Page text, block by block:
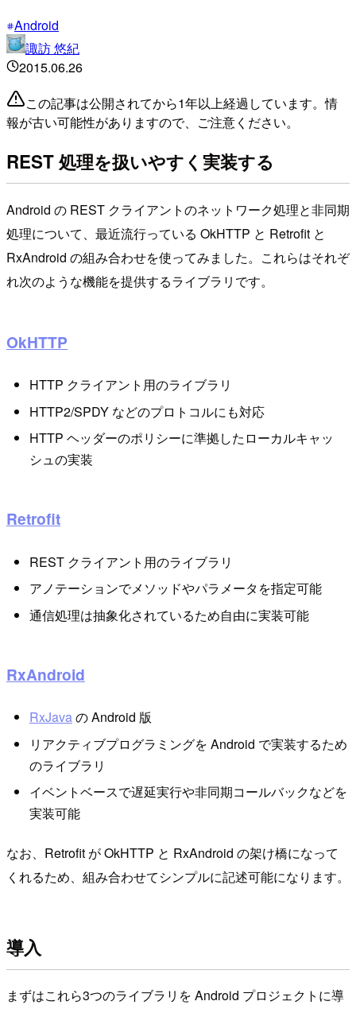
Android
諏訪 悠紀
2015.06.26
この記事は公開されてから1年以上経過しています。情
報が古い可能性がありますので、ご注意ください。
REST 処理を扱いやすく実装する
Android の REST クライアントのネットワーク処理と非同期
処理について、最近流行っている OkHTTP と Retrofit と
RxAndroid の組み合わせを使ってみました。これらはそれぞ
れ次のような機能を提供するライブラリです。
OkHTTP
HTTP クライアント用のライブラリ
HTTP2/SPDY などのプロトコルにも対応
HTTP ヘッダーのポリシーに準拠したローカルキャッ
シュの実装
Retrofit
REST クライアント用のライブラリ
アノテーションでメソッドやパラメータを指定可能
通信処理は抽象化されているため自由に実装可能
RxAndroid
RxJavaの Android 版
リアクティブプログラミングを Android で実装するため
のライブラリ
イベントベースで遅延実行や非同期コールバックなどを
実装可能
なお、Retrofit が OkHTTP と RxAndroid の架け橋になって
くれるため、組み合わせてシンプルに記述可能になります。
導入
まずはこれら3つのライブラリを Android プロジェクトに導